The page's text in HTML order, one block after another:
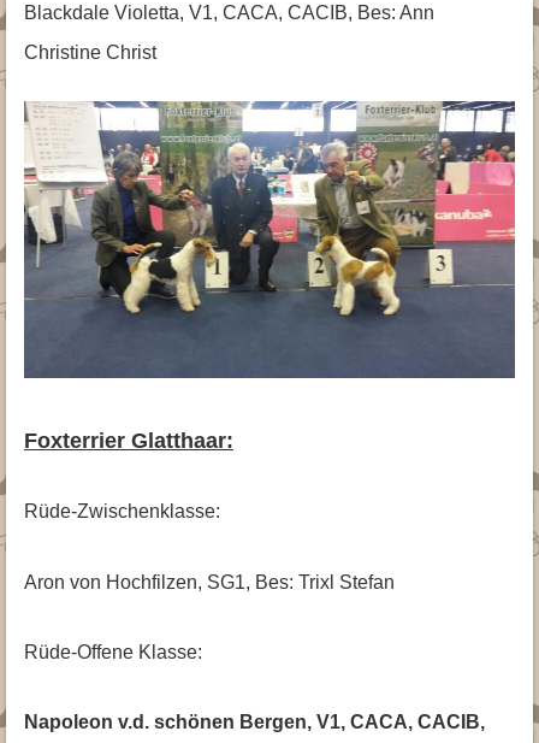
Blackdale Violetta, V1, CACA, CACIB, Bes: Ann
Christine Christ
Foxterrier Glatthaar:
Rüde-Zwischenklasse:
Aron von Hochfilzen, SG1, Bes: Trixl Stefan
Rüde-Offene Klasse:
Napoleon v.d. schönen Bergen, V1, CACA, CACIB,